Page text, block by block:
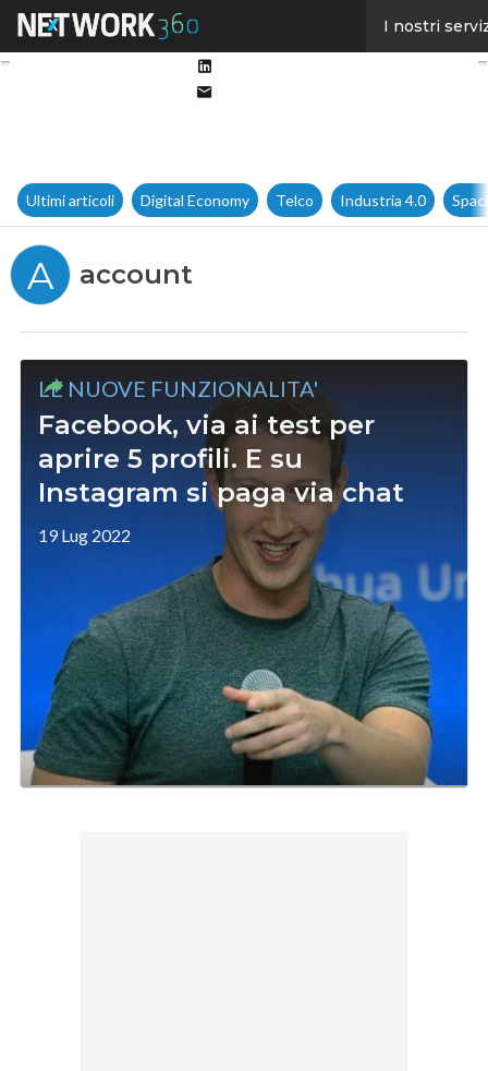
I nostri
Ultimi articoli Digital Economy Telco Industria 4.0
A account
LE NUOVE FUNZIONALITA'
Facebook, via ai test per
aprire 5 profili. E su
Instagram si paga via chat
19 Lug 2022